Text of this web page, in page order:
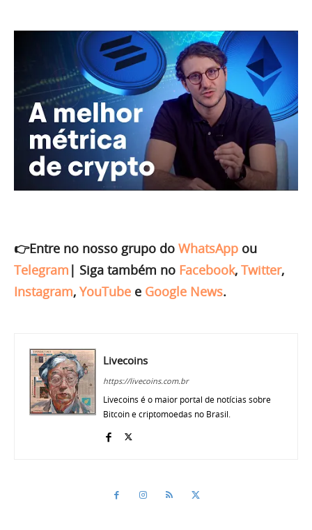
👉Entre no nosso grupo do WhatsApp ou
Telegram | Siga também no Facebook, Twitter,
Instagram, YouTube e Google News.
Livecoins
https://livecoins.com.br
Livecoins é o maior portal de notícias sobre
Bitcoin e criptomoedas no Brasil.